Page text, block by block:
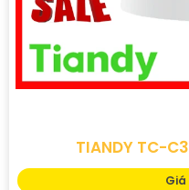
TIANDY TC-
Giá